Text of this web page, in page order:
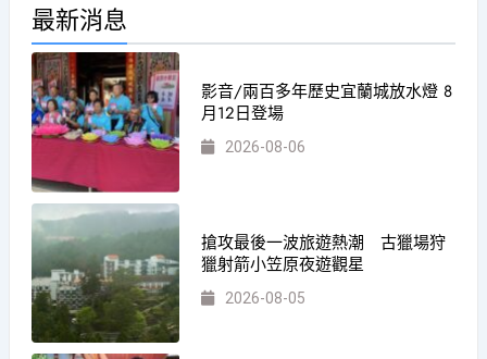
最新消息
影音/兩百多年歷史宜蘭城放水燈 8
月12日登場
2026-08-06
搶攻最後一波旅遊熱潮 古獵場狩
獵射箭小笠原夜遊觀星
2026-08-05